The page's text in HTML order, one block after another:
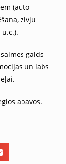
(auto
zivju
u.c.).
galds
un labs
apavos.